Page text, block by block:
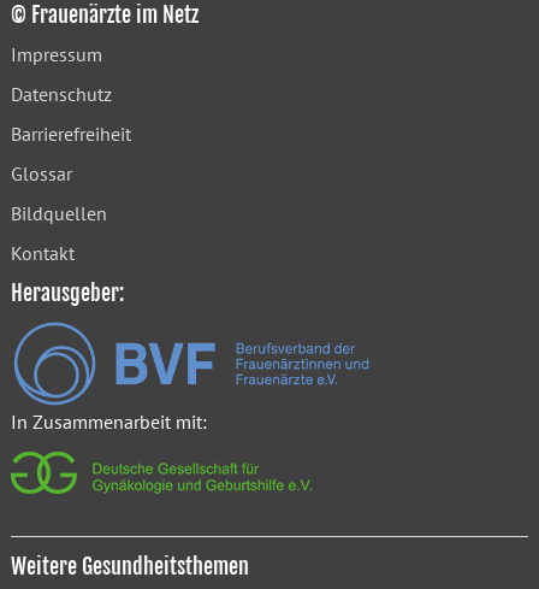
© Frauenärzte im Netz
Impressum
Datenschutz
Barrierefreiheit
Glossar
Bildquellen
Kontakt
Herausgeber:
In Zusammenarbeit mit:
Weitere Gesundheitsthemen